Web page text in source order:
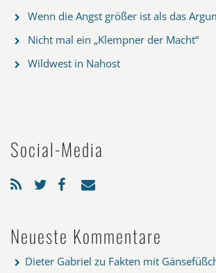
Wenn die Angst größer ist als das
Nicht mal ein „Klempner der Macht“
Wildwest in Nahost
Social-Media
Neueste Kommentare
Dieter Gabriel zu Fakten mit